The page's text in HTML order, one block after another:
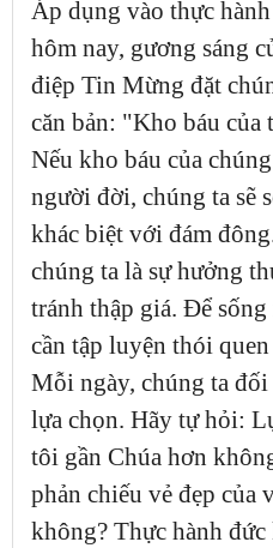
Áp dụng vào thực
hôm nay, gương sáng
điệp Tin Mừng đặt
căn bản: "Kho báu của
Nếu kho báu của
người đời, chúng ta sẽ
khác biệt với đám
chúng ta là sự hưởng
tránh thập giá. Để
cần tập luyện thói quen
Mỗi ngày, chúng ta
lựa chọn. Hãy tự hỏi:
tôi gần Chúa hơn
phản chiếu vẻ đẹp của
không? Thực hành